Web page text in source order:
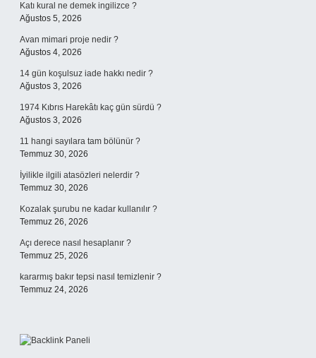
Katı kural ne demek ingilizce ?
Ağustos 5, 2026
Avan mimari proje nedir ?
Ağustos 4, 2026
14 gün koşulsuz iade hakkı nedir ?
Ağustos 3, 2026
1974 Kıbrıs Harekâtı kaç gün sürdü ?
Ağustos 3, 2026
11 hangi sayılara tam bölünür ?
Temmuz 30, 2026
İyilikle ilgili atasözleri nelerdir ?
Temmuz 30, 2026
Kozalak şurubu ne kadar kullanılır ?
Temmuz 26, 2026
Açı derece nasıl hesaplanır ?
Temmuz 25, 2026
kararmış bakır tepsi nasıl temizlenir ?
Temmuz 24, 2026